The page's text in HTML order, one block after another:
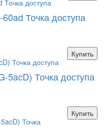
Точка доступа
Купить
5acD) Точка доступа
Купить